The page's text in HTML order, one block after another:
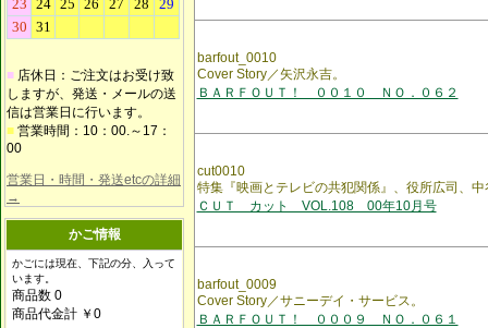
■ 店休日：ご注文はお受け致
しますが、発送・メールの送
信は営業日に行います。
■ 営業時間：10：00.～17：
00
営業日・時間・発送etcの詳細
→
かご情報
かごには現在、下記の分、入って
います。
商品数 0
商品代金計 ￥0
barfout_0010
Cover Story／矢沢永吉。
ＢＡＲＦＯＵＴ！ ００１０ ＮＯ．０６２
cut0010
特集『映画とテレビの共犯関係』、役所広司、
ＣＵＴ カット VOL.108 00年10月号
barfout_0009
Cover Story／サニーデイ・サービス。
ＢＡＲＦＯＵＴ！ ０００９ ＮＯ．０６１